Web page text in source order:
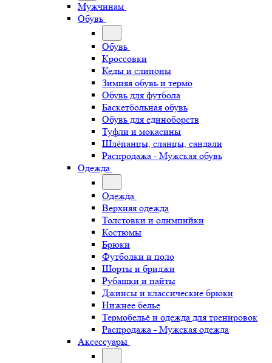
Мужчинам
Обувь
Обувь
Кроссовки
Кеды и слипоны
Зимняя обувь и термо
Обувь для футбола
Баскетбольная обувь
Обувь для единоборств
Туфли и мокасины
Шлёпанцы, сланцы, сандали
Распродажа - Мужская обувь
Одежда
Одежда
Верхняя одежда
Толстовки и олимпийки
Костюмы
Брюки
Футболки и поло
Шорты и бриджи
Рубашки и пайты
Джинсы и классические брюки
Нижнее белье
Термобельё и одежда для тренировок
Распродажа - Мужская одежда
Аксессуары